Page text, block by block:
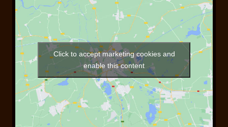
Click to accept marketing cookies and
enable this content